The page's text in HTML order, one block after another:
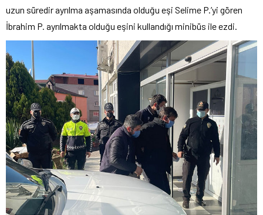
uzun süredir ayrılma aşamasında olduğu eşi Selime P.’yi gören
İbrahim P. ayrılmakta olduğu eşini kullandığı minibüs ile ezdi.